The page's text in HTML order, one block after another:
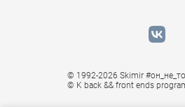
© 1992-2026 Skimir
© K back && front ends